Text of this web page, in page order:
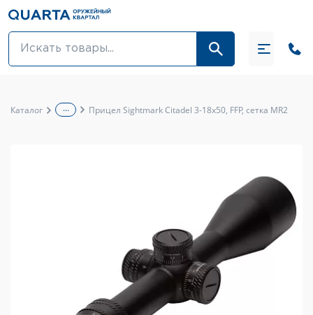
Оптовикам
Средства для ухода за оружием
Тюнинг оружия и ЗИП
Каталог ... Прицел Sightmark Citadel 3-18x50, FFP, сетка MR2